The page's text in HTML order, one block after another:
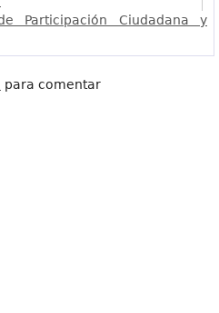
Participación Ciudadana y
para comentar